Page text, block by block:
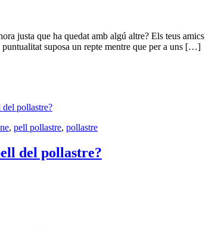
justa que ha quedat amb algú altre? Els teus
puntualitat suposa un repte mentre que per a uns […]
, pell pollastre, pollastre
del pollastre?